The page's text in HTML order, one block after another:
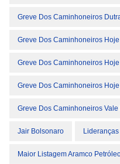
Greve Dos Caminhoneiros
Greve Dos Caminhoneiros
Greve Dos Caminhoneiros
Greve Dos Caminhoneiros
Greve Dos Caminhoneiros
Jair Bolsonaro Lideranças
Maior Listagem Aramco